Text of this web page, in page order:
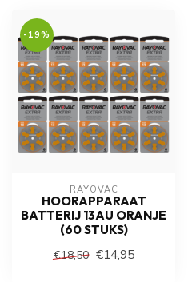
-19%
RAYOVAC
HOORAPPARAAT
BATTERIJ 13AU ORANJE
(60 STUKS)
€18,50 €14,95